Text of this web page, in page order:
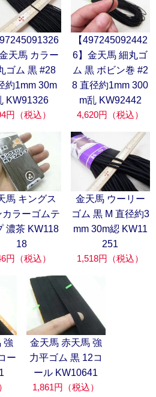
天馬 カラー
ゴム 黒 #28
約1mm 30m
KW91326
円（税込）
【497245092442
6】金天馬 細丸ゴ
ム 黒 ボビン巻 #2
8 直径約1mm 300
m乱 KW92442
4,620円（税込）
馬 キングス
カラーゴムテ
濃茶 KW118
18
円（税込）
金天馬 ウーリー
ゴム 黒 M 直径約3
mm 30m綛 KW11
251
1,518円（税込）
強
ー
金天馬 赤天馬 強
力平ゴム 黒 12コ
ール KW10641
1,861円（税込）